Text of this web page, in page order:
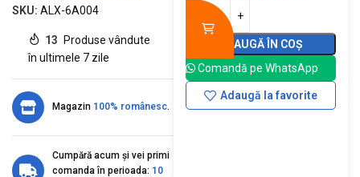
SKU: ALX-6A004
13
Produse vândute
în ultimele 7 zile
Magazin 100% românesc.
Cumpără acum și vei primi
comanda în perioada: 10
ADAUGĂ ÎN COȘ
Comandă pe WhatsApp
Adaugă la favorite